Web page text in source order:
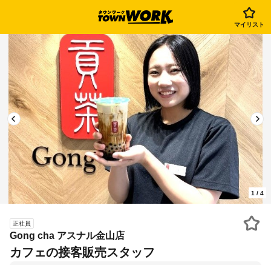
マイリスト
1 / 4
正社員
Gong cha アスナル金山店
カフェの接客販売スタッフ